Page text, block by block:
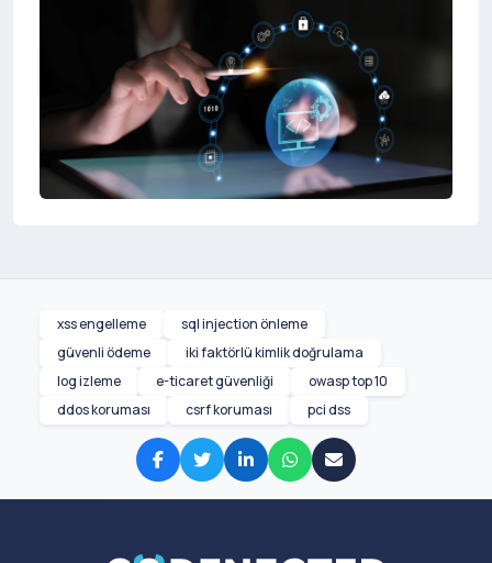
xss engelleme
sql injection önleme
güvenli ödeme
iki faktörlü kimlik doğrulama
log izleme
e-ticaret güvenliği
owasp top 10
ddos koruması
csrf koruması pci dss